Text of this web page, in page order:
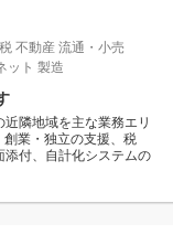
不動産 流通・小売
ット 製造
隣地域を主な業務エリ
業・独立の支援、税
付、自計化システムの